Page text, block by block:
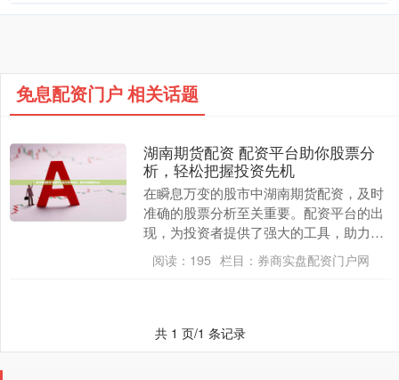
免息配资门户 相关话题
湖南期货配资 配资平台助你股票分
析，轻松把握投资先机
在瞬息万变的股市中湖南期货配资，及时
准确的股票分析至关重要。配资平台的出
现，为投资者提供了强大的工具，助力他
们深入剖析市场，把握投资先机。 股票配
资的优势显而易....
阅读： 195 栏目： 券商实盘配资门户网
共 1 页/1 条记录